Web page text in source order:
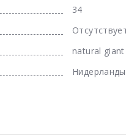
34
natural
Нидерланды